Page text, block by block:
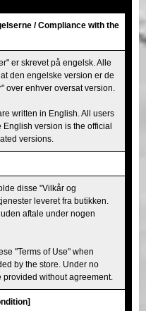
Tokyo Shibuya
Tokyo Bay
Osaka
/ Compliance with the
er skrevet på engelsk. Alle
den engelske version er de
over enhver oversat version.
written in English. All users
version is the official
versions.
disse "Vilkår og
leveret fra butikken.
aftale under nogen
"Terms of Use" when
by the store. Under no
without agreement.